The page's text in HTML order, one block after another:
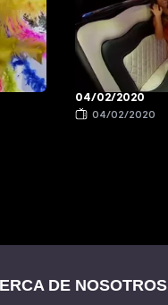
04/02/2020
04/02/2020
DE NOSOTROS